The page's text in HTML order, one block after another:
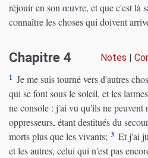
réjouir en son œuvre, et que c'est là
connaître les choses qui doivent
Chapitre 4 Notes |
1 Je me suis tourné vers d'autres
qui se font sous le soleil, et les
ne console : j'ai vu qu'ils ne peuvent
oppresseurs, étant destitués du
morts plus que les vivants; 3 Et j'ai
et les autres, celui qui n'est pas